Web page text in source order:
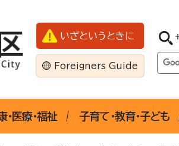
いざというときに
Foreigners Guide
・医療・福祉 子育て・教育・子ども